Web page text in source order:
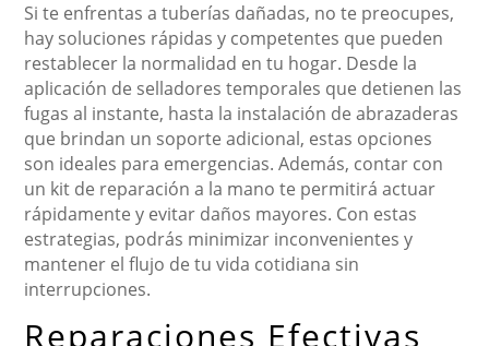
Si te enfrentas a tuberías dañadas, no te preocupes,
hay soluciones rápidas y competentes que pueden
restablecer la normalidad en tu hogar. Desde la
aplicación de selladores temporales que detienen las
fugas al instante, hasta la instalación de abrazaderas
que brindan un soporte adicional, estas opciones
son ideales para emergencias. Además, contar con
un kit de reparación a la mano te permitirá actuar
rápidamente y evitar daños mayores. Con estas
estrategias, podrás minimizar inconvenientes y
mantener el flujo de tu vida cotidiana sin
interrupciones.
Reparaciones Efectivas